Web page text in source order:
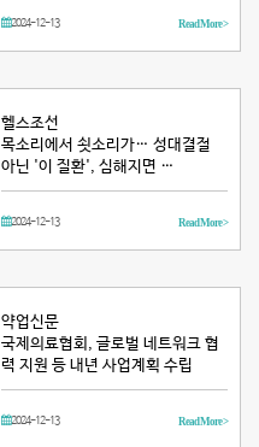
2024-12-13 Read More >
헬스조선
목소리에서 쇳소리가… 성대결절
아닌 '이 질환', 심해지면 …
2024-12-13 Read More >
약업신문
국제의료협회, 글로벌 네트워크 협
력 지원 등 내년 사업계획 수립
2024-12-13 Read More >